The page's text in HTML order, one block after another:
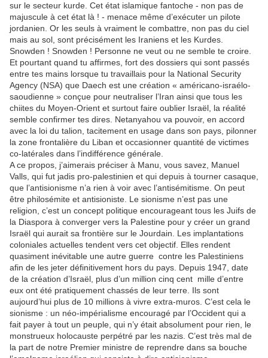
sur le secteur kurde. Cet état islamique fantoche - non pas de
majuscule à cet état là ! - menace même d’exécuter un pilote
jordanien. Or les seuls à vraiment le combattre, non pas du ciel
mais au sol, sont précisément les Iraniens et les Kurdes.
Snowden ! Snowden ! Personne ne veut ou ne semble te croire.
Et pourtant quand tu affirmes, fort des dossiers qui sont passés
entre tes mains lorsque tu travaillais pour la National Security
Agency (NSA) que Daech est une création « américano-israélo-
saoudienne » conçue pour neutraliser l’Iran ainsi que tous les
chiites du Moyen-Orient et surtout faire oublier Israël, la réalité
semble confirmer tes dires. Netanyahou va pouvoir, en accord
avec la loi du talion, tacitement en usage dans son pays, pilonner
la zone frontalière du Liban et occasionner quantité de victimes
co-latérales dans l’indifférence générale.
A ce propos, j’aimerais préciser à Manu, vous savez, Manuel
Valls, qui fut jadis pro-palestinien et qui depuis à tourner casaque,
que l’antisionisme n’a rien à voir avec l’antisémitisme. On peut
être philosémite et antisioniste. Le sionisme n’est pas une
religion, c’est un concept politique encourageant tous les Juifs de
la Diaspora à converger vers la Palestine pour y créer un grand
Israël qui aurait sa frontière sur le Jourdain. Les implantations
coloniales actuelles tendent vers cet objectif. Elles rendent
quasiment inévitable une autre guerre contre les Palestiniens
afin de les jeter définitivement hors du pays. Depuis 1947, date
de la création d’Israël, plus d’un million cinq cent mille d’entre
eux ont été pratiquement chassés de leur terre. Ils sont
aujourd’hui plus de 10 millions à vivre extra-muros. C’est cela le
sionisme : un néo-impérialisme encouragé par l’Occident qui a
fait payer à tout un peuple, qui n’y était absolument pour rien, le
monstrueux holocauste perpétré par les nazis. C’est très mal de
la part de notre Premier ministre de reprendre dans sa bouche